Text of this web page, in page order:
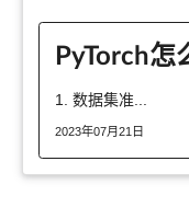
1. 数据集准...
2023年07月21日